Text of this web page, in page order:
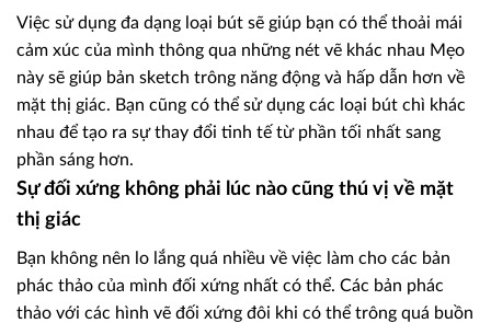
Việc sử dụng đa dạng loại bút sẽ giúp bạn có thể thoải mái
cảm xúc của mình thông qua những nét vẽ khác nhau Mẹo
này sẽ giúp bản sketch trông năng động và hấp dẫn hơn về
mặt thị giác. Bạn cũng có thể sử dụng các loại bút chì khác
nhau để tạo ra sự thay đổi tinh tế từ phần tối nhất sang
phần sáng hơn.
Sự đối xứng không phải lúc nào cũng thú vị về mặt
thị giác
Bạn không nên lo lắng quá nhiều về việc làm cho các bản
phác thảo của mình đối xứng nhất có thể. Các bản phác
thảo với các hình vẽ đối xứng đôi khi có thể trông quá buồn